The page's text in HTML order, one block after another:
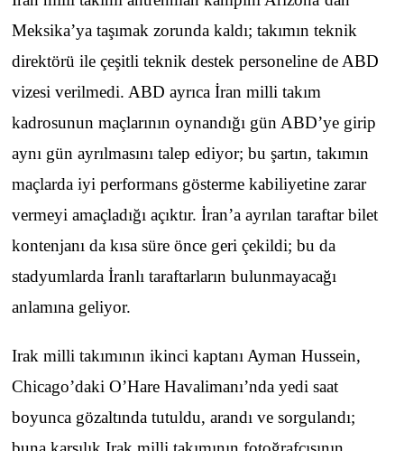
Meksika’ya taşımak zorunda kaldı; takımın teknik
direktörü ile çeşitli teknik destek personeline de ABD
vizesi verilmedi. ABD ayrıca İran milli takım
kadrosunun maçlarının oynandığı gün ABD’ye girip
aynı gün ayrılmasını talep ediyor; bu şartın, takımın
maçlarda iyi performans gösterme kabiliyetine zarar
vermeyi amaçladığı açıktır. İran’a ayrılan taraftar bilet
kontenjanı da kısa süre önce geri çekildi; bu da
stadyumlarda İranlı taraftarların bulunmayacağı
anlamına geliyor.
Irak milli takımının ikinci kaptanı Ayman Hussein,
Chicago’daki O’Hare Havalimanı’nda yedi saat
boyunca gözaltında tutuldu, arandı ve sorgulandı;